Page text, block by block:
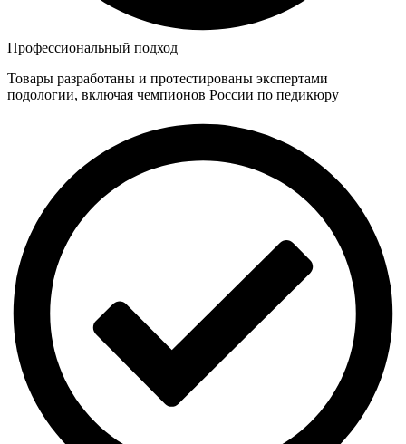
Профессиональный подход
Товары разработаны и протестированы экспертами
подологии, включая чемпионов России по педикюру